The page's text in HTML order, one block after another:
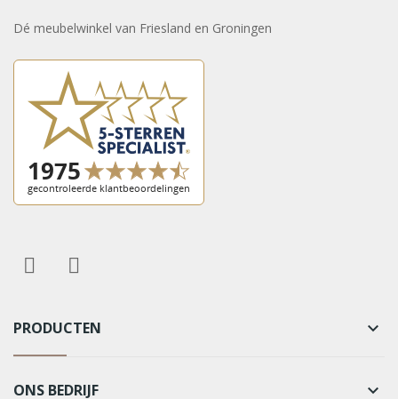
Dé meubelwinkel van Friesland en Groningen
PRODUCTEN keyboard_arrow_down
ONS BEDRIJF keyboard_arrow_down